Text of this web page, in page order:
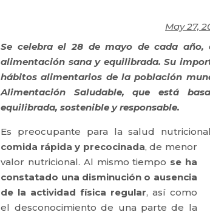
May 27,
Se celebra el 28 de mayo de cada
alimentación sana y equilibrada. Su
hábitos alimentarios de la población
Alimentación Saludable, que está
equilibrada, sostenible y responsable.
Es preocupante para la salud
comida rápida y precocinada, de menor
valor nutricional. Al mismo tiempo se ha
constatado una disminución o ausencia
de la actividad física regular, así como
el desconocimiento de una parte de la